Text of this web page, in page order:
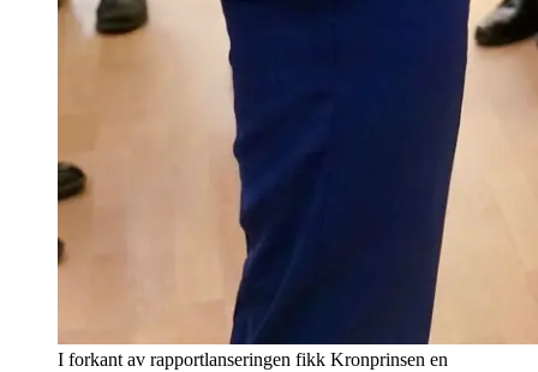
I forkant av rapportlanseringen fikk Kronprinsen en